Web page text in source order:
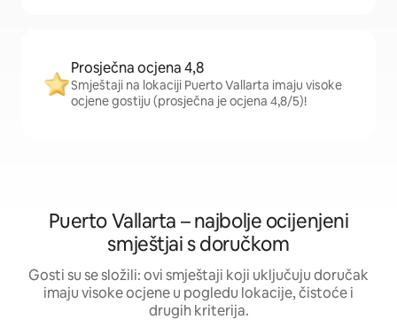
Prosječna ocjena 4,8
Smještaji na lokaciji Puerto Vallarta imaju visoke
ocjene gostiju (prosječna je ocjena 4,8/5)!
Puerto Vallarta – najbolje ocijenjeni
smještjai s doručkom
Gosti su se složili: ovi smještaji koji uključuju doručak
imaju visoke ocjene u pogledu lokacije, čistoće i
drugih kriterija.